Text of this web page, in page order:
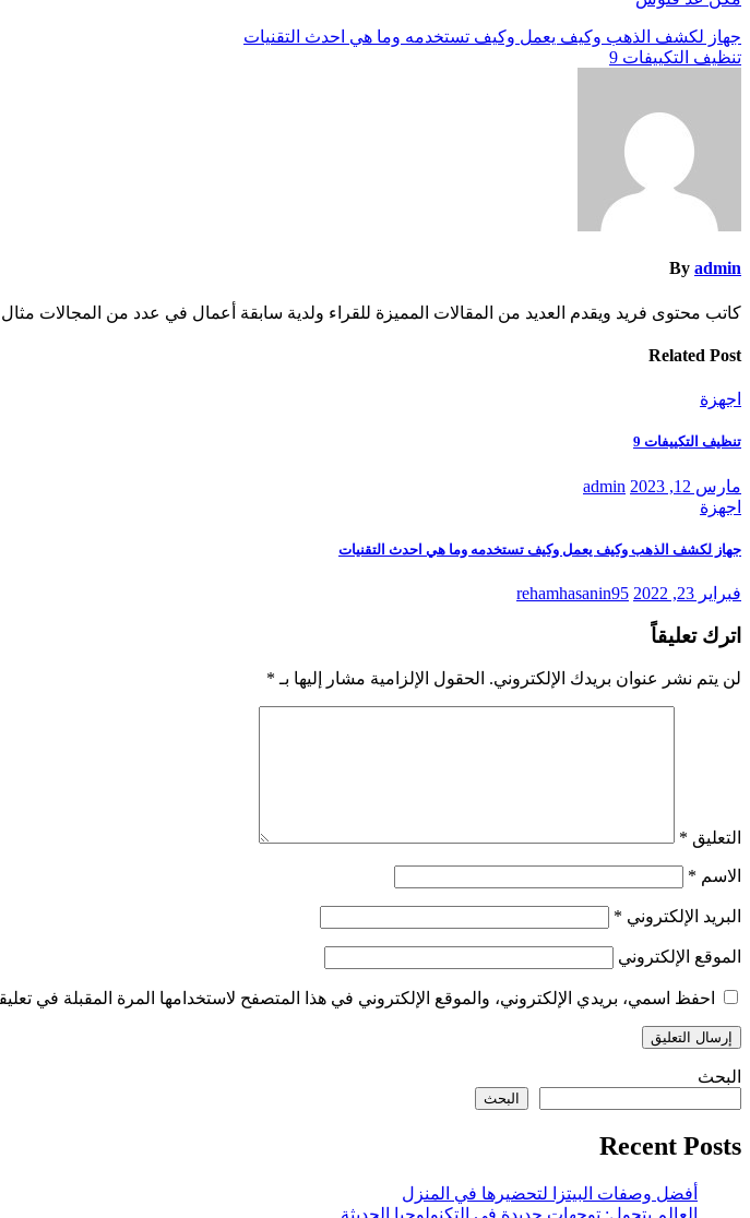
تصفّح
المقالات
جهاز لكشف الذهب وكيف يعمل وكيف تستخدمه وما هي احدث التقنيات
تنظيف التكييفات 9
By admin
كاتب محتوى فريد ويقدم العديد من المقالات المميزة للقراء ولدية سابقة أعمال في عدد من المجالات مثال
Related Post
اجهزة
تنظيف التكييفات 9
مارس 12, 2023
admin
اجهزة
جهاز لكشف الذهب وكيف يعمل وكيف تستخدمه وما هي احدث التقنيات
فبراير 23, 2022 rehamhasanin95
اترك تعليقاً
لن يتم نشر عنوان بريدك الإلكتروني. الحقول الإلزامية مشار إليها بـ *
التعليق *
الاسم *
البريد الإلكتروني *
الموقع الإلكتروني
احفظ اسمي، بريدي الإلكتروني، والموقع الإلكتروني في هذا المتصفح لاستخدامها المرة المقبلة في
البحث
البحث
Recent Posts
أفضل وصفات البيتزا لتحضيرها في المنزل
العالم يتحول: توجهات جديدة في التكنولوجيا الحديثة